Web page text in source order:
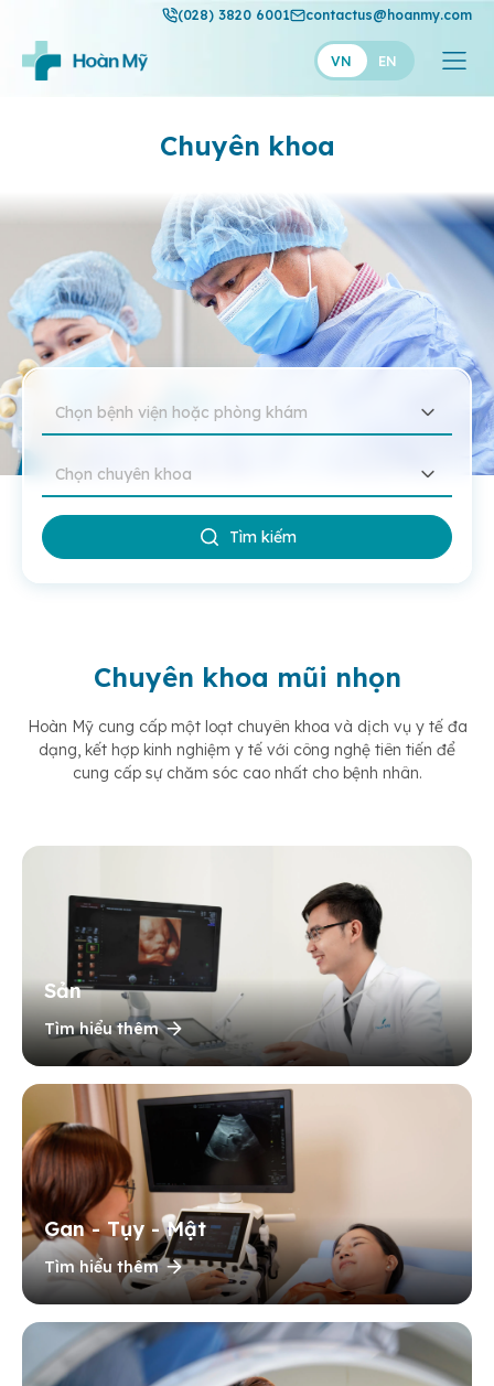
(028) 3820 6001 contactus@hoanmy.com
VN EN
Hoàn Mỹ
Hạnh Phúc
Thuận Mỹ
Chuyên khoa
Chọn bệnh viện hoặc phòng khám
Chọn chuyên khoa
Tìm kiếm
Chuyên khoa mũi nhọn
Hoàn Mỹ cung cấp một loạt chuyên khoa và dịch vụ y tế đa
dạng, kết hợp kinh nghiệm y tế với công nghệ tiên tiến để
cung cấp sự chăm sóc cao nhất cho bệnh nhân.
Sản
Tìm hiểu thêm
Gan - Tụy - Mật
Tìm hiểu thêm